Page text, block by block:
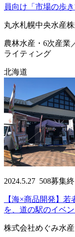
員向け「市場の歩
丸水札幌中央水産
農林水産・6次産業
ライティング
北海道
2024.5.27 508募集
【海×商品開発】
を、道の駅のイベ
株式会社めぐみ水産